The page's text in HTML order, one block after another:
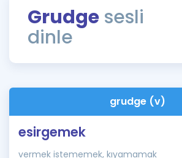
Rehberlik Aracı
ÖSYM Sınav Takvimi
İngilizce Gramer
Grudge sesli
dinle
grudge (v)
esirgemek
vermek istememek, kıyamamak